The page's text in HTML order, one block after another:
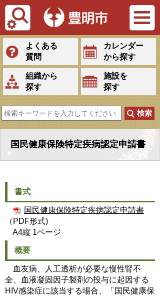
Tiếng Việt
よくある
質問
カレンダー
から探す
組織から
探す
施設を
探す
国民健康保険特定疾病認定申請書
書式
国民健康保険特定疾病認定申請書
（PDF形式)
A4縦 1ページ
概要
血友病、人工透析が必要な慢性腎不
全、血液凝固因子製剤の投与に起因する
HIV感染症に該当する場合、「国民健康保